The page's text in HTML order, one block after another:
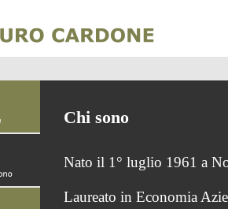
Chi sono
Nato il 1° luglio 1961 a
Laureato in Economia